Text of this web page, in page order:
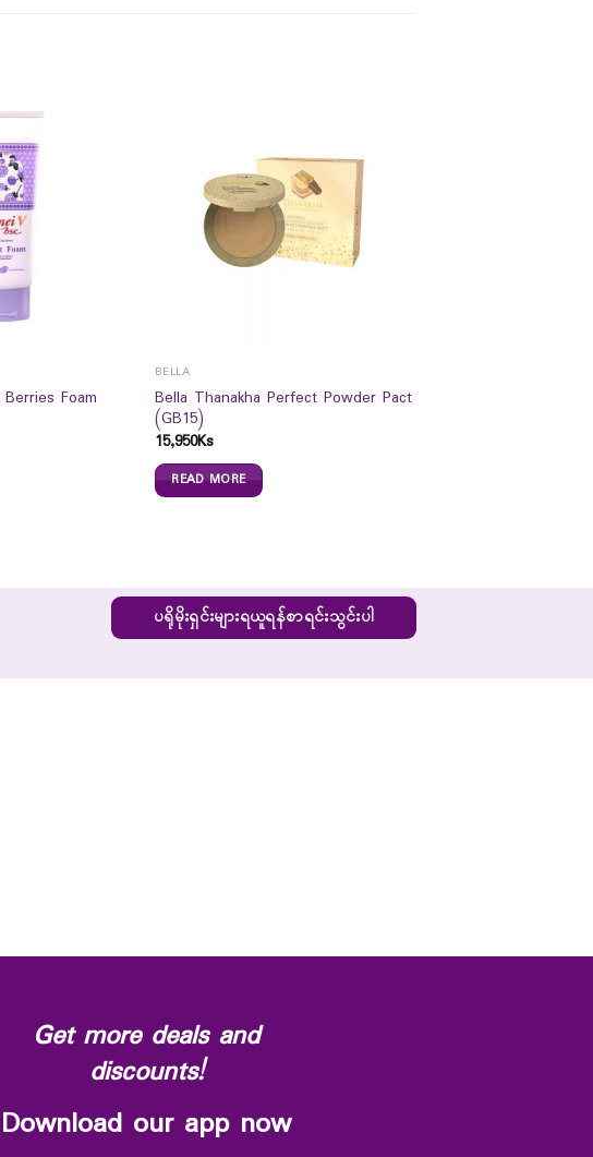
Foam
BELLA
Bella Thanakha Perfect Powder Pact
(GB15)
15,950Ks
READ MORE
ပရိုမိုးရှင်းများရယူရန်စာရင်းသွင်းပါ
Get more deals and
discounts!
Download our app now